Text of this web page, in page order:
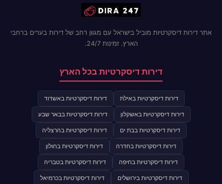
אתר דירות דיסקרטיות מוביל בישראל עם מגוון רחב של דירות בערים ברחבי
הארץ. זמינות 24/7.
דירות דיסקרטיות בכל הארץ
דירות דיסקרטיות באילת דירות דיסקרטיות באשדוד
דירות דיסקרטיות באשקלון דירות דיסקרטיות בבאר שבע
דירות דיסקרטיות בבת ים דירות דיסקרטיות בהרצליה
דירות דיסקרטיות בחדרה דירות דיסקרטיות בחולון
דירות דיסקרטיות בחיפה דירות דיסקרטיות בטבריה
דירות דיסקרטיות בירושלים דירות דיסקרטיות בכרמיאל